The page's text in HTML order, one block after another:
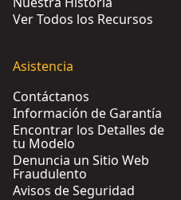
Ver Todos los Recursos
Asistencia
Contáctanos
Información de Garantía
Encontrar los Detalles de
tu Modelo
Denuncia un Sitio Web
Fraudulento
Avisos de Seguridad